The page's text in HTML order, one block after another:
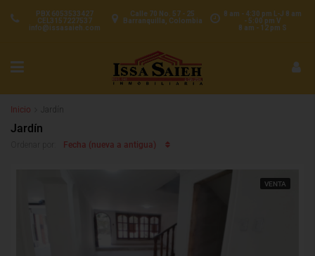
8 am - 4:30 pm L-J 8 am
- 5:00 pm V
8 am - 12 pm S
Calle 70 No. 57 - 25
Barranquilla, Colombia
PBX 6053533427
CEL3157227537
info@issasaieh.com
Inicio Jardín
Jardín
Fecha (nueva a antigua)
VENTA